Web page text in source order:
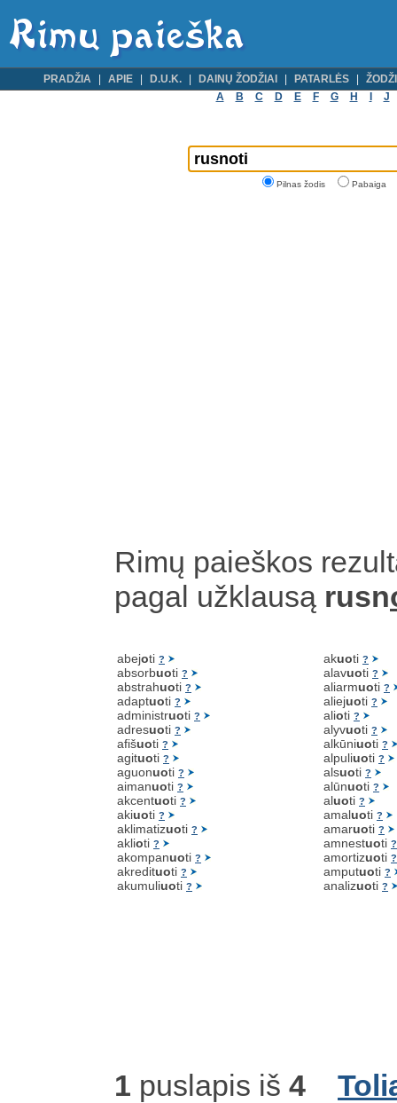
PRADŽIA APIE D.U.K. DAINŲ ŽODŽIAI PATARLĖS
A
B C D E F G H J
Pilnas žodis Pabaiga
Rimų paieškos
pagal užklausą rusn
abejoti ?
absorbuoti ?
abstrahuoti ?
adaptuoti ?
administruoti ?
adresuoti ?
afišuoti ?
agituoti ?
aguonuoti ?
aimanuoti ?
akcentuoti ?
akiuoti ?
aklimatizuoti ?
aklioti ?
akompanuoti ?
akredituoti ?
akumuliuoti ?
akuoti ?
alavuoti ?
aliarmuoti ?
aliejuoti ?
alioti ?
alyvuoti ?
alkūniuoti ?
alpuliuoti ?
alsuoti ?
alūnuoti ?
aluoti ?
amaluoti ?
amaruoti ?
amnestuoti ?
amortizuoti ?
amputuoti ?
analizuoti ?
1 puslapis iš 4